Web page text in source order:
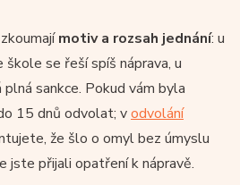
motiv a rozsah jednání: u
se řeší spíš náprava, u
sankce. Pokud vám byla
15 dnů odvolat; vodvolání
že šlo o omyl bez úmyslu
jste přijali opatření k nápravě.